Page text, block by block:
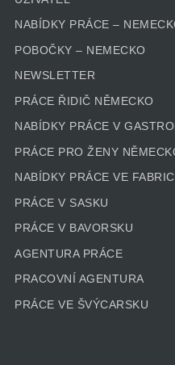
NABÍDKY PRÁCE –
POBOČKY – NEMECKO
NEWSLETTER
PRÁCE ŘIDIČ NĚMECKO
NABÍDKY PRÁCE V
PRÁCE PRO ŽENY
NABÍDKY PRÁCE VE
PRÁCE V SASKU
PRÁCE V BAVORSKU
AGENTURA PRÁCE
PRACOVNÍ AGENTURA
PRÁCE VE ŠVÝCARSKU